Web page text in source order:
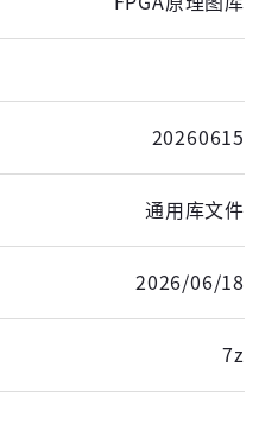
账密登录
20260615
通用库文件
2026/06/18
7z